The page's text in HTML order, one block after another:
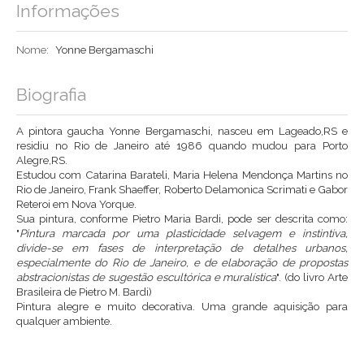
Informações
Nome: Yonne Bergamaschi
Biografia
A pintora gaucha Yonne Bergamaschi, nasceu em Lageado,RS e
residiu no Rio de Janeiro até 1986 quando mudou para Porto
Alegre,RS.
Estudou com Catarina Barateli, Maria Helena Mendonça Martins no
Rio de Janeiro, Frank Shaeffer, Roberto Delamonica Scrimati e Gabor
Reteroi em Nova Yorque.
Sua pintura, conforme Pietro Maria Bardi, pode ser descrita como:
"Pintura marcada por uma plasticidade selvagem e instintiva,
divide-se em fases de interpretação de detalhes urbanos,
especialmente do Rio de Janeiro, e de elaboração de propostas
abstracionistas de sugestão escultórica e muralística". (do livro Arte
Brasileira de Pietro M. Bardi)
Pintura alegre e muito decorativa. Uma grande aquisição para
qualquer ambiente.